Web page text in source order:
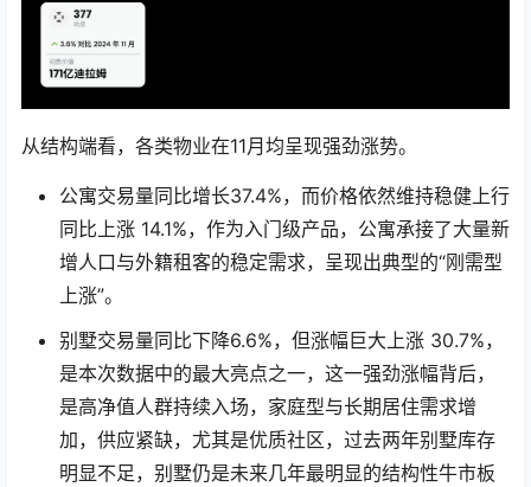
从结构端看，各类物业在11月均呈现强劲涨势。
公寓交易量同比增长37.4%，而价格依然维持稳健上行
同比上涨 14.1%，作为入门级产品，公寓承接了大量新
增人口与外籍租客的稳定需求，呈现出典型的“刚需型
上涨”。
别墅交易量同比下降6.6%，但涨幅巨大上涨 30.7%，
是本次数据中的最大亮点之一，这一强劲涨幅背后，
是高净值人群持续入场，家庭型与长期居住需求增
加，供应紧缺，尤其是优质社区，过去两年别墅库存
明显不足，别墅仍是未来几年最明显的结构性牛市板